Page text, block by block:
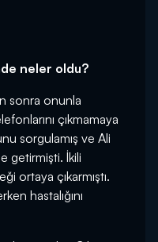
neler oldu?
sonra onunla
çıkmamaya
sorgulamış ve Ali
getirmişti. İkili
ortaya çıkarmıştı.
hastalığını